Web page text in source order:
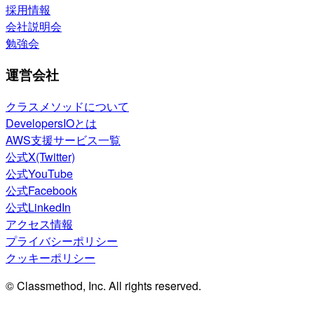
採用情報
会社説明会
勉強会
運営会社
クラスメソッドについて
DevelopersIOとは
AWS支援サービス一覧
公式X(Twitter)
公式YouTube
公式Facebook
公式LinkedIn
アクセス情報
プライバシーポリシー
クッキーポリシー
© Classmethod, Inc. All rights reserved.